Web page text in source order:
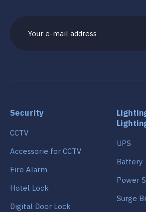
Security
CCTV
Accessorie for CCTV
Fire Alarm
Hotel Lock
Digital Door Lock
UPS
Battery
Power
Surge